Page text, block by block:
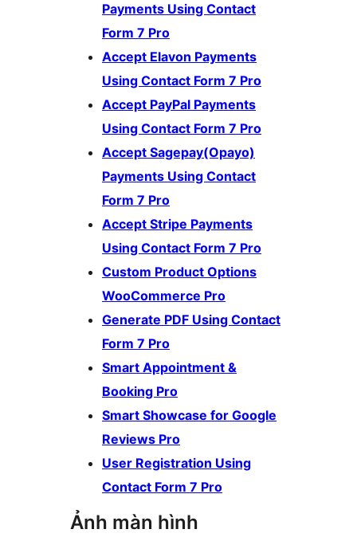
Payments Using Contact
Form 7 Pro
Accept Elavon Payments
Using Contact Form 7 Pro
Accept PayPal Payments
Using Contact Form 7 Pro
Accept Sagepay(Opayo)
Payments Using Contact
Form 7 Pro
Accept Stripe Payments
Using Contact Form 7 Pro
Custom Product Options
WooCommerce Pro
Generate PDF Using Contact
Form 7 Pro
Smart Appointment &
Booking Pro
Smart Showcase for Google
Reviews Pro
User Registration Using
Contact Form 7 Pro
Ảnh màn hình